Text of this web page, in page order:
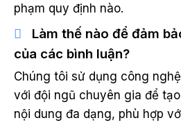
phạm quy định nào.
Làm thế nào để đảm
của các bình luận?
Chúng tôi sử dụng công
với đội ngũ chuyên gia để
nội dung đa dạng, phù hợp